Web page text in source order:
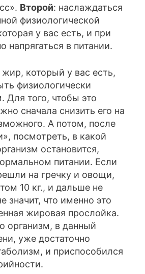
Второй: наслаждаться
физиологической
у вас есть, и при
напрягаться в питании.
который у вас есть,
физиологически
Для того, чтобы это
сначала снизить его на
А потом, после
посмотреть, в какой
остановится,
питании. Если
на гречку и овощи,
10 кг., и дальше не
значит, что именно это
жировая прослойка.
организм, в данный
уже достаточно
и приспособился